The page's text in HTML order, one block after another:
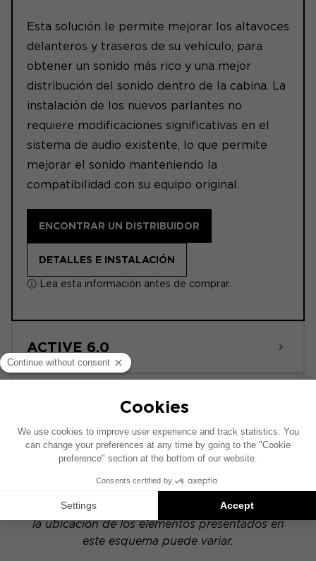
Esta solución le permite mejorar los altavoces
delanteros y traseros de su vehículo, para
obtener un sonido más rico y una mejor
distribución del sonido dentro de la cabina. La
instalación de los nuevos parlantes no
requiere modificaciones significativas en el
sistema de audio existente, lo que permite
mejorar el sonido manteniendo la
compatibilidad con su equipo original.
ENCONTRAR UN DISTRIBUIDOR
DETALLES E INSTALACIÓN
ⓘ Lea esta información antes de comprar.
ACTIVE 6.0
Este esquema de instalación se ha realizado
sistema de audio original de fábrica. Si tu
vehículo dispone de una opción hi-fi específica,
la ubicación de los elementos presentados en
este esquema puede variar.